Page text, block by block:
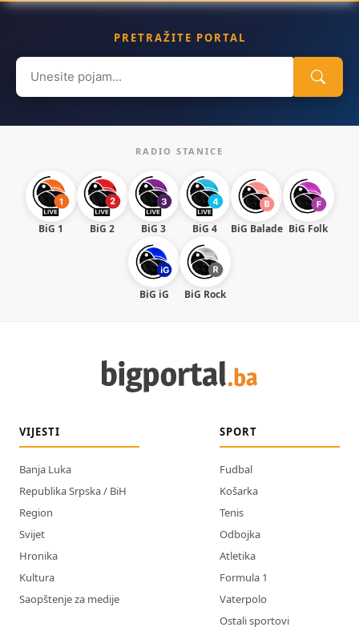
PRETRAŽITE PORTAL
Search
for:
RADIO STANICE
BiG 1 BiG 2 BiG 3 BiG 4 BiG Balade BiG Folk
BiG iG BiG Rock
VIJESTI
Banja Luka
Republika Srpska / BiH
Region
Svijet
Hronika
Kultura
Saopštenje za medije
SPORT
Fudbal
Košarka
Tenis
Odbojka
Atletika
Formula 1
Vaterpolo
Ostali sportovi